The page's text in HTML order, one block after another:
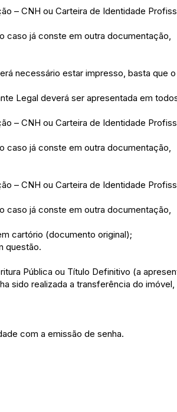
– CNH ou Carteira de Identidade
caso já conste em outra documentação,
necessário estar impresso, basta que o
Legal deverá ser apresentada em
– CNH ou Carteira de Identidade
caso já conste em outra documentação,
– CNH ou Carteira de Identidade
caso já conste em outra documentação,
cartório (documento original);
questão.
Pública ou Título Definitivo (a
sido realizada a transferência do imóvel,
com a emissão de senha.